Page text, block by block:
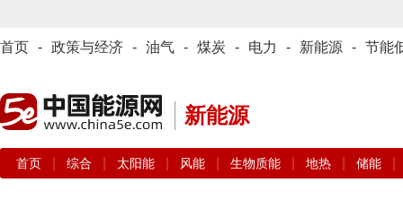
首页 - 政策与经济 - 油气 - 煤炭 - 电力 - 新能源 - 节能
新能源
首页 综合 太阳能 风能 生物质能 地热 储能